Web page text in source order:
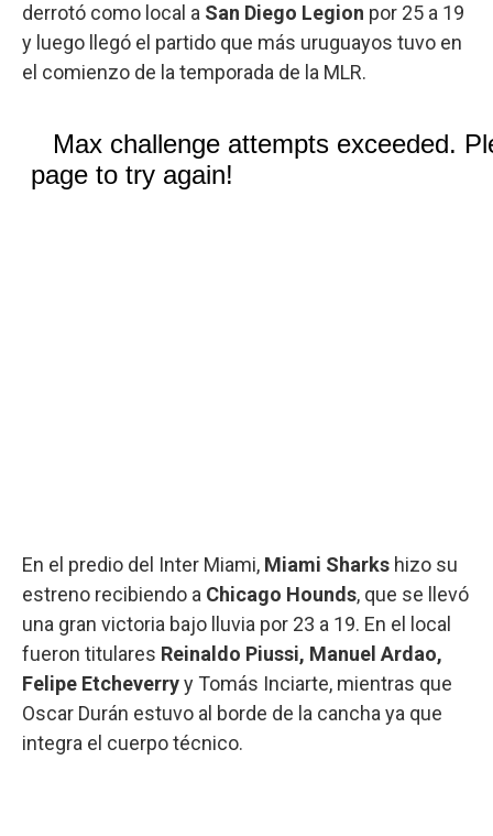
derrotó como local a San Diego Legion por 25 a 19
y luego llegó el partido que más uruguayos tuvo en
el comienzo de la temporada de la MLR.
En el predio del Inter Miami, Miami Sharks hizo su
estreno recibiendo a Chicago Hounds, que se llevó
una gran victoria bajo lluvia por 23 a 19. En el local
fueron titulares Reinaldo Piussi, Manuel Ardao,
Felipe Etcheverryy Tomás Inciarte, mientras que
Oscar Durán estuvo al borde de la cancha ya que
integra el cuerpo técnico.